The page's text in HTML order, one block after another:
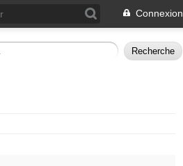
Connexion